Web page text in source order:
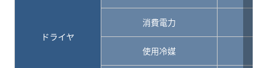
ドライヤ
消費電力
使用冷媒